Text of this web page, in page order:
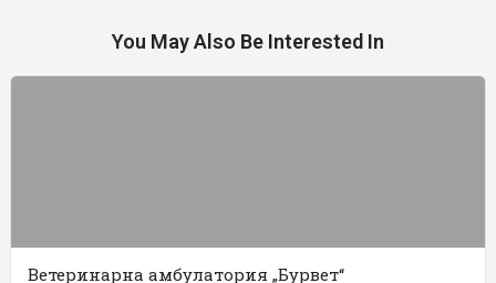
You May Also Be Interested In
Ветеринарна амбулатория „Бурвет“